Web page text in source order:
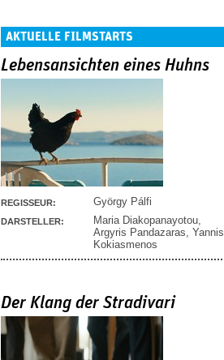
AKTUELLE FILMSTARTS
Lebensansichten eines Huhns
REGISSEUR: György Pálfi
DARSTELLER: Maria Diakopanayotou
Argyris Pandazaras Yannis
Kokiasmenos
Der Klang der Stradivari